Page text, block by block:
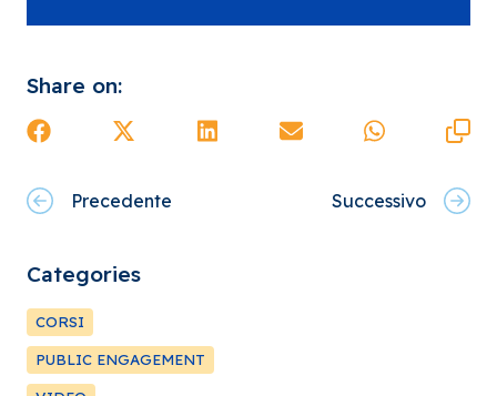
Share on:
Precedente Successivo
Categories
CORSI
PUBLIC ENGAGEMENT